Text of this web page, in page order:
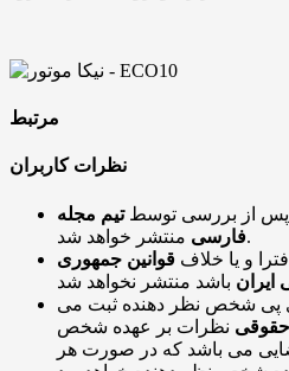
مرتبط
نظرات کاربران
پس از بررسی توسطتیم مجله
فارسیمنتشر خواهد شد.
و یا خلاف قوانین جمهوری
ایران
پی شخص نظر دهنده ثبت می
نظرات بر عهده شخص
می باشد که در صورت هر